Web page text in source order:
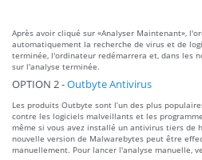
Après avoir cliqué sur «Analyser Maintenant»,
automatiquement la recherche de virus et de
terminée, l'ordinateur redémarrera et, dans les
sur l'analyse terminée.
OPTION 2 -Outbyte Antivirus
Les produits Outbyte sont l’un des plus
contre les logiciels malveillants et les
même si vous avez installé un antivirus tiers de
nouvelle version de Malwarebytes peut être
manuellement. Pour lancer l'analyse manuelle,